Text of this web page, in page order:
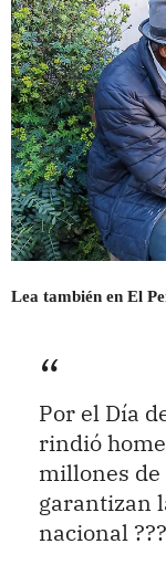
Lea también en El
Por el Día
rindió
millones
garantizan
nacional